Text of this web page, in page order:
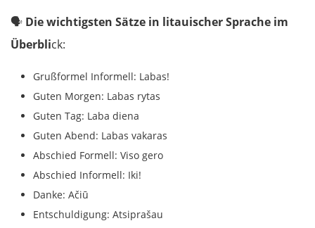
🗣️ Die wichtigsten Sätze in litauischer Sprache im
Überblick:
Grußformel Informell: Labas!
Guten Morgen: Labas rytas
Guten Tag: Laba diena
Guten Abend: Labas vakaras
Abschied Formell: Viso gero
Abschied Informell: Iki!
Danke: Ačiū
Entschuldigung: Atsiprašau